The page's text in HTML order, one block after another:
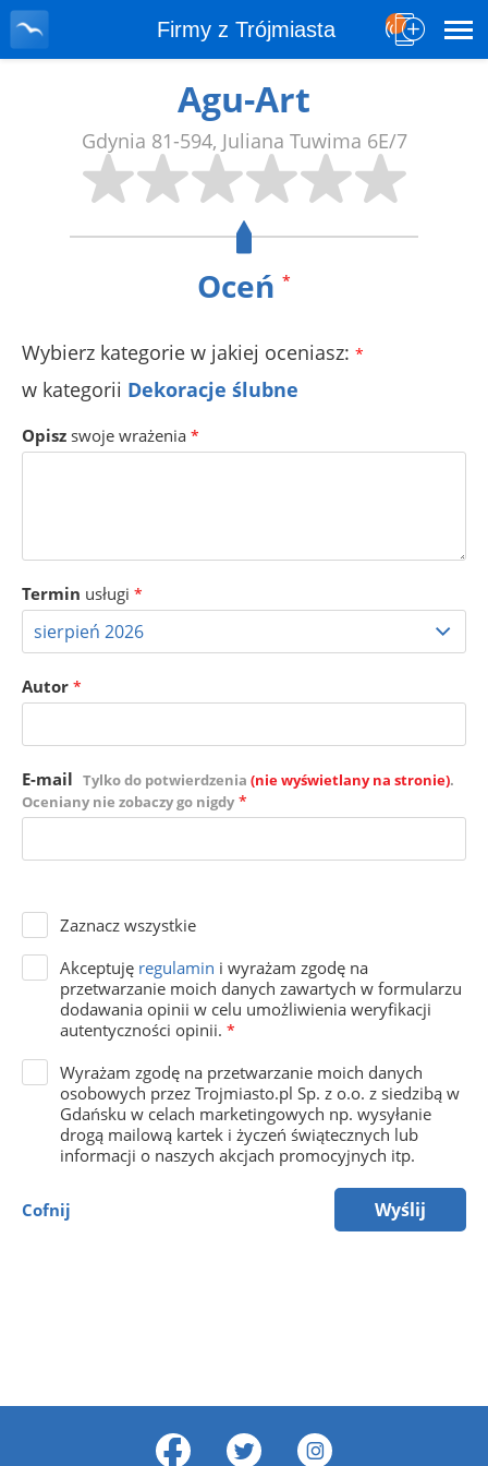
Firmy z Trójmiasta
Agu-Art
Gdynia 81-594, Juliana Tuwima 6E/7
Oceń *
Wybierz kategorie w jakiej oceniasz: *
w kategorii Dekoracje ślubne
Opisz swoje wrażenia *
Termin usługi *
Autor *
E-mail Tylko do potwierdzenia (nie wyświetlany na stronie).
Oceniany nie zobaczy go nigdy *
Zaznacz wszystkie
Akceptuję regulamin i wyrażam zgodę na
przetwarzanie moich danych zawartych w formularzu
dodawania opinii w celu umożliwienia weryfikacji
autentyczności opinii. *
Wyrażam zgodę na przetwarzanie moich danych
osobowych przez Trojmiasto.pl Sp. z o.o. z siedzibą w
Gdańsku w celach marketingowych np. wysyłanie
drogą mailową kartek i życzeń świątecznych lub
informacji o naszych akcjach promocyjnych itp.
Cofnij Wyślij